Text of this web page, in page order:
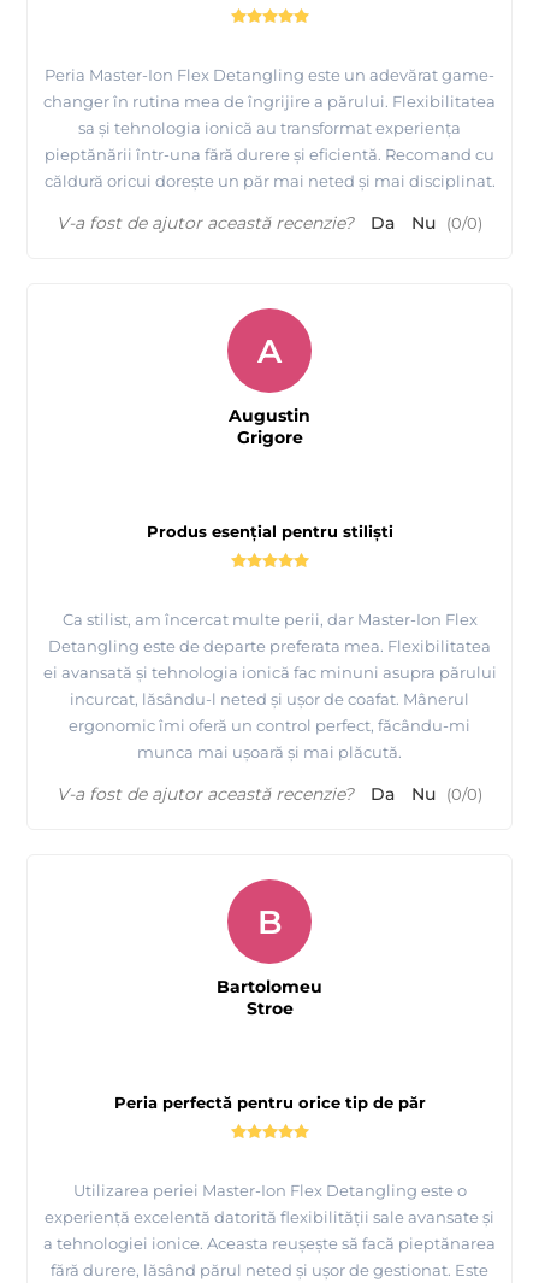
Peria Master-Ion Flex Detangling este un adevărat game-
changer în rutina mea de îngrijire a părului. Flexibilitatea
sa și tehnologia ionică au transformat experiența
pieptănării într-una fără durere și eficientă. Recomand cu
căldură oricui dorește un păr mai neted și mai disciplinat.
V-a fost de ajutor această recenzie? Da Nu (0/0)
Produs esențial pentru stiliști
Ca stilist, am încercat multe perii, dar Master-Ion Flex
Detangling este de departe preferata mea. Flexibilitatea
ei avansată și tehnologia ionică fac minuni asupra părului
incurcat, lăsându-l neted și ușor de coafat. Mânerul
ergonomic îmi oferă un control perfect, făcându-mi
munca mai ușoară și mai plăcută.
A
Augustin
Grigore
V-a fost de ajutor această recenzie? Da Nu (0/0)
Peria perfectă pentru orice tip de păr
Utilizarea periei Master-Ion Flex Detangling este o
experiență excelentă datorită flexibilității sale avansate și
a tehnologiei ionice. Aceasta reușește să facă pieptănarea
fără durere, lăsând părul neted și ușor de gestionat. Este
B
Bartolomeu
Stroe